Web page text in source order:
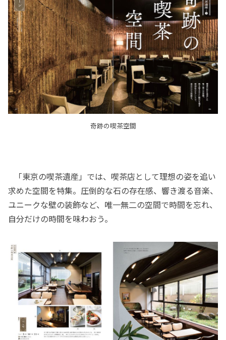
奇跡の喫茶空間
「東京の喫茶遺産」では、喫茶店として理想の姿を追い
求めた空間を特集。圧倒的な石の存在感、響き渡る音楽、
ユニークな壁の装飾など、唯一無二の空間で時間を忘れ、
自分だけの時間を味わおう。